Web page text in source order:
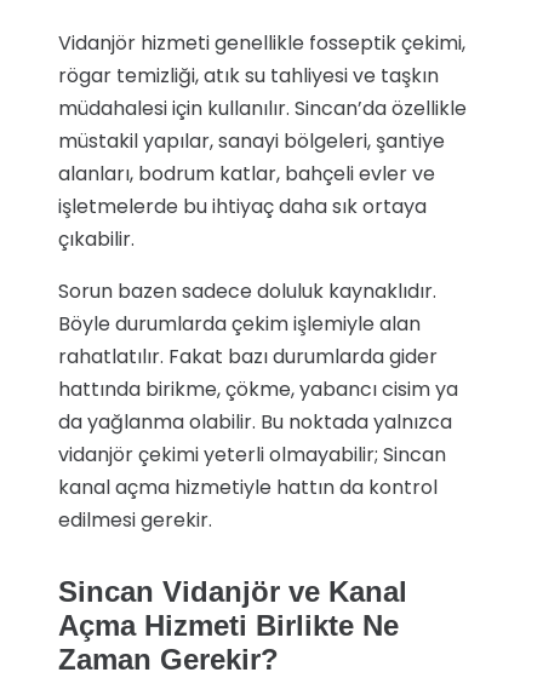
Vidanjör hizmeti genellikle fosseptik çekimi,
rögar temizliği, atık su tahliyesi ve taşkın
müdahalesi için kullanılır. Sincan’da özellikle
müstakil yapılar, sanayi bölgeleri, şantiye
alanları, bodrum katlar, bahçeli evler ve
işletmelerde bu ihtiyaç daha sık ortaya
çıkabilir.
Sorun bazen sadece doluluk kaynaklıdır.
Böyle durumlarda çekim işlemiyle alan
rahatlatılır. Fakat bazı durumlarda gider
hattında birikme, çökme, yabancı cisim ya
da yağlanma olabilir. Bu noktada yalnızca
vidanjör çekimi yeterli olmayabilir; Sincan
kanal açma hizmetiyle hattın da kontrol
edilmesi gerekir.
Sincan Vidanjör ve Kanal
Açma Hizmeti Birlikte Ne
Zaman Gerekir?